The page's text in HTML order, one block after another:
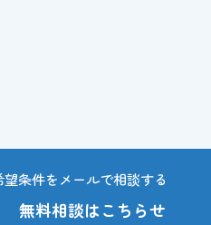
望条件をメールで相談する
無料相談はこちらせ